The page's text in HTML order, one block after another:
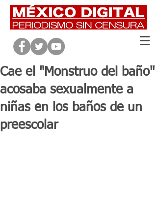
Cae el "Monstruo del baño"
acosaba sexualmente a
niñas en los baños de un
preescolar